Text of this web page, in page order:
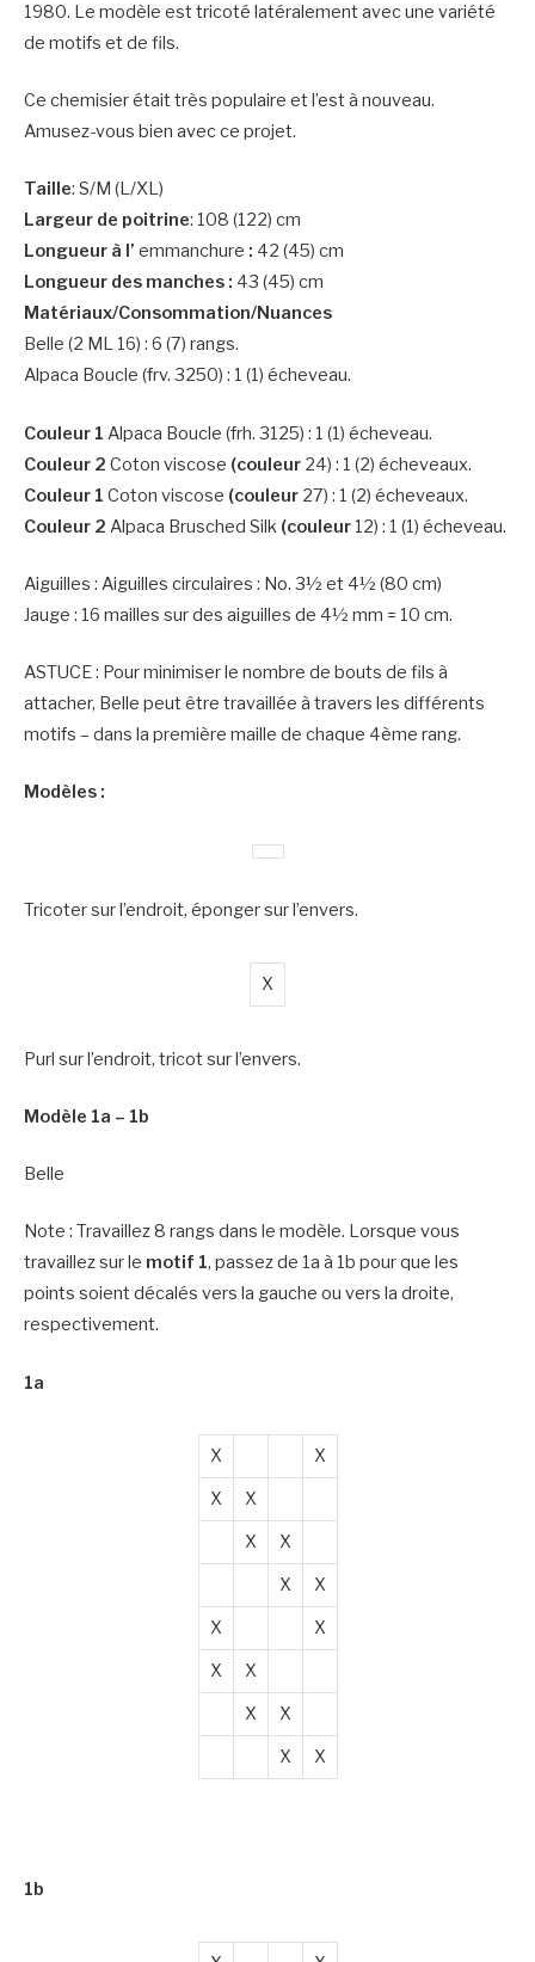
1980. Le modèle est tricoté latéralement avec une variété
de motifs et de fils.
Ce chemisier était très populaire et l’est à nouveau.
Amusez-vous bien avec ce projet.
Taille: S/M (L/XL)
Largeur de poitrine: 108 (122) cm
Longueur à l’ emmanchure : 42 (45) cm
Longueur des manches : 43 (45) cm
Matériaux/Consommation/Nuances
Belle (2 ML 16) : 6 (7) rangs.
Alpaca Boucle (frv. 3250) : 1 (1) écheveau.
Couleur 1 Alpaca Boucle (frh. 3125) : 1 (1) écheveau.
Couleur 2 Coton viscose (couleur 24) : 1 (2) écheveaux.
Couleur 1 Coton viscose (couleur 27) : 1 (2) écheveaux.
Couleur 2 Alpaca Brusched Silk (couleur 12) : 1 (1) écheveau.
Aiguilles : Aiguilles circulaires : No. 3½ et 4½ (80 cm)
Jauge : 16 mailles sur des aiguilles de 4½ mm = 10 cm.
ASTUCE : Pour minimiser le nombre de bouts de fils à
attacher, Belle peut être travaillée à travers les différents
motifs – dans la première maille de chaque 4ème rang.
Modèles :
Tricoter sur l’endroit, éponger sur l’envers.
X
Purl sur l’endroit, tricot sur l’envers.
Modèle 1a – 1b
Belle
Note : Travaillez 8 rangs dans le modèle. Lorsque vous
travaillez sur le motif 1, passez de 1a à 1b pour que les
points soient décalés vers la gauche ou vers la droite,
respectivement.
1a
X X
X X
X X
X X
X X
X X
X X
X X
1b